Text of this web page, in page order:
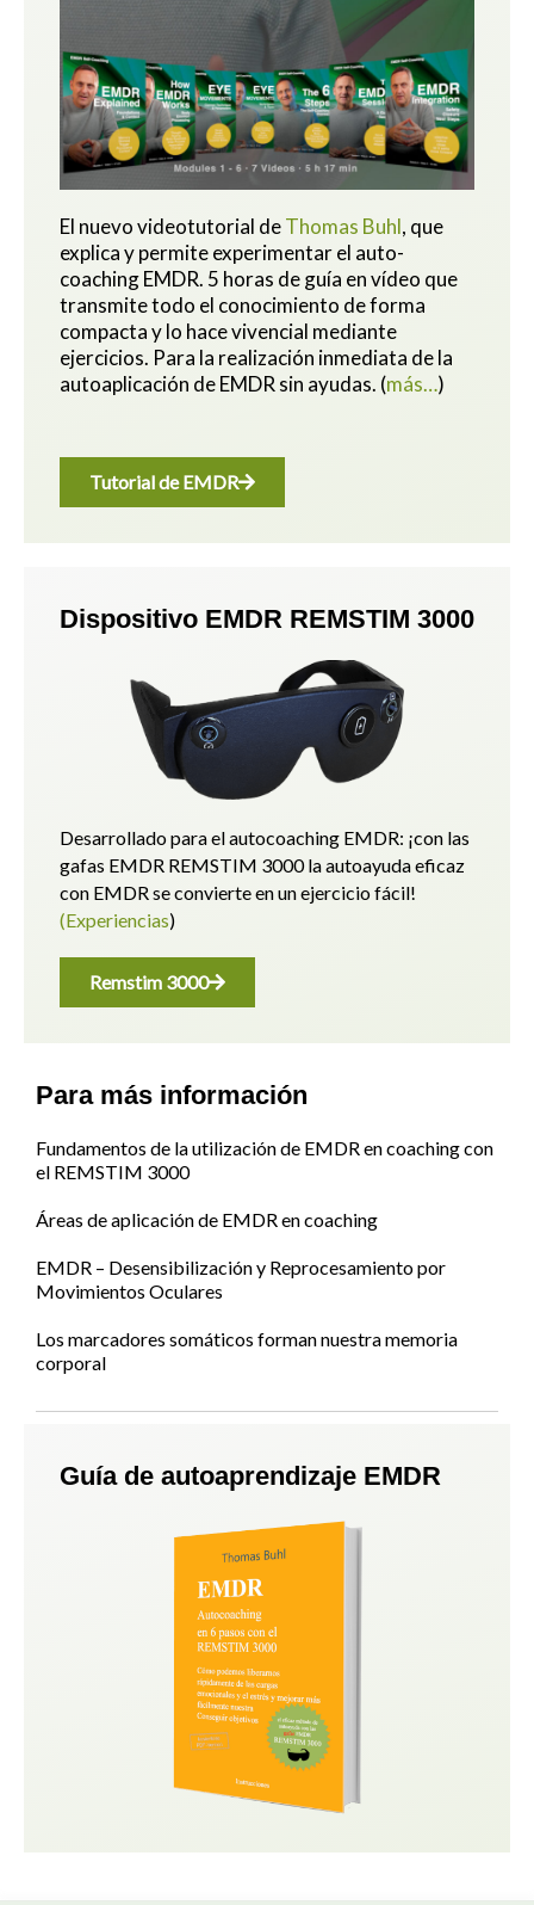
El nuevo videotutorial deThomas Buhl, que
explica y permite experimentar el auto-
coaching EMDR. 5 horas de guía en vídeo que
transmite todo el conocimiento de forma
compacta y lo hace vivencial mediante
ejercicios. Para la realización inmediata de la
autoaplicación de EMDR sin ayudas. (más…)
Tutorial de EMDR
Dispositivo EMDR REMSTIM 3000
Desarrollado para el autocoaching EMDR: ¡con las
gafas EMDR REMSTIM 3000 la autoayuda eficaz
con EMDR se convierte en un ejercicio fácil!
(Experiencias)
Remstim 3000
Para más información
Fundamentos de la utilización de EMDR en coaching con
el REMSTIM 3000
Áreas de aplicación de EMDR en coaching
EMDR – Desensibilización y Reprocesamiento por
Movimientos Oculares
Los marcadores somáticos forman nuestra memoria
corporal
Guía de autoaprendizaje EMDR